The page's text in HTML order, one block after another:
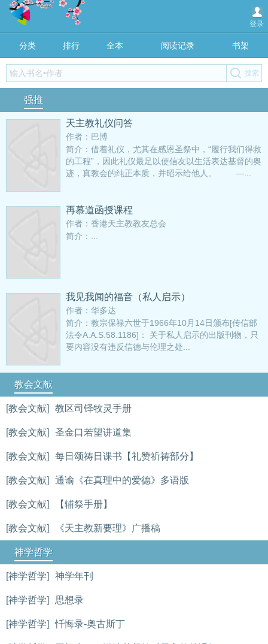
登录
分类 排行 全本 阅读记录 书架
强推
天主教礼仪问答
作者：巴博
简介：借着礼仪，尤其在感恩圣祭中，“履行我们得救
的工程”，因此礼仪最足以使信友以生活表达基督的奥
迹，真教会的纯正本质，并昭示给他人。 —...
再慕道函授课程
作者：香港天主教教友总会
简介：...
我见我闻的福音（私人启示）
作者：华多达
简介：教宗保禄六世于1966年10月14日颁布[传信部
法令A.A.S.58.1186]： 关于私人启示的出版刊物，只
要内容没有违反信德与伦理之处...
教会文献
[教会文献] 教区司铎牧灵手册
[教会文献] 圣金口若望讲道集
[教会文献] 每日颂祷日课书【礼赞祈祷部分】
[教会文献] 通谕《在真理中的爱德》多语版
[教会文献] 【辅祭手册】
[教会文献] 《天主教新要理》广播稿
神学哲学
[神学哲学] 神学年刊
[神学哲学] 思想录
[神学哲学] 忏悔录-奥古斯丁